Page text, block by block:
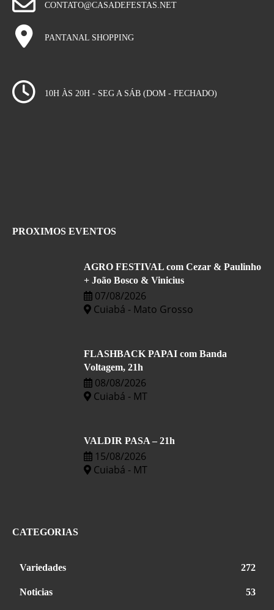
CONTATO@CASADEFESTAS.NET
PANTANAL SHOPPING
10H ÀS 20H - SEG A SÁB (DOM - FECHADO)
PROXIMOS EVENTOS
AGRO FESTIVAL com Cezar & Paulinho
+ João Bosco & Vinicius
07/08/2026
Cuiabá - Mato Grosso
FLASHBACK PAPAI com Banda
Voltagem, 21h
08/08/2026
Cuiabá - MT
VALDIR PASA – 21h
15/08/2026
Cuiabá - MT
CATEGORIAS
Variedades 272
Noticias 53